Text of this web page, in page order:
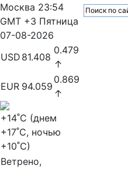
Москва 23:54
GMT +3 Пятница
07-08-2026
USD 81.408
0.479
↑
EUR 94.059
0.869
↑
+14˚C (днем
+17˚C, ночью
+10˚C)
Ветрено,